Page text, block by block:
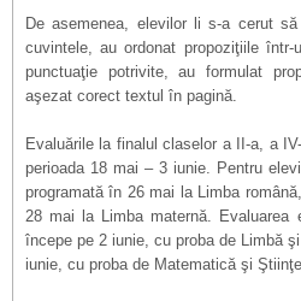
De asemenea, elevilor li s-a cerut
cuvintele, au ordonat propoziţiile
punctuaţie potrivite, au formulat
aşezat corect textul în pagină.
Evaluările la finalul claselor a II-a, a
perioada 18 mai – 3 iunie. Pentru
programată în 26 mai la Limba
28 mai la Limba maternă.
începe pe 2 iunie, cu proba de Limbă
iunie, cu proba de Matematică şi